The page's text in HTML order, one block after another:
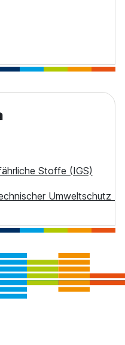
Stoffe (IGS)
Umweltschutz